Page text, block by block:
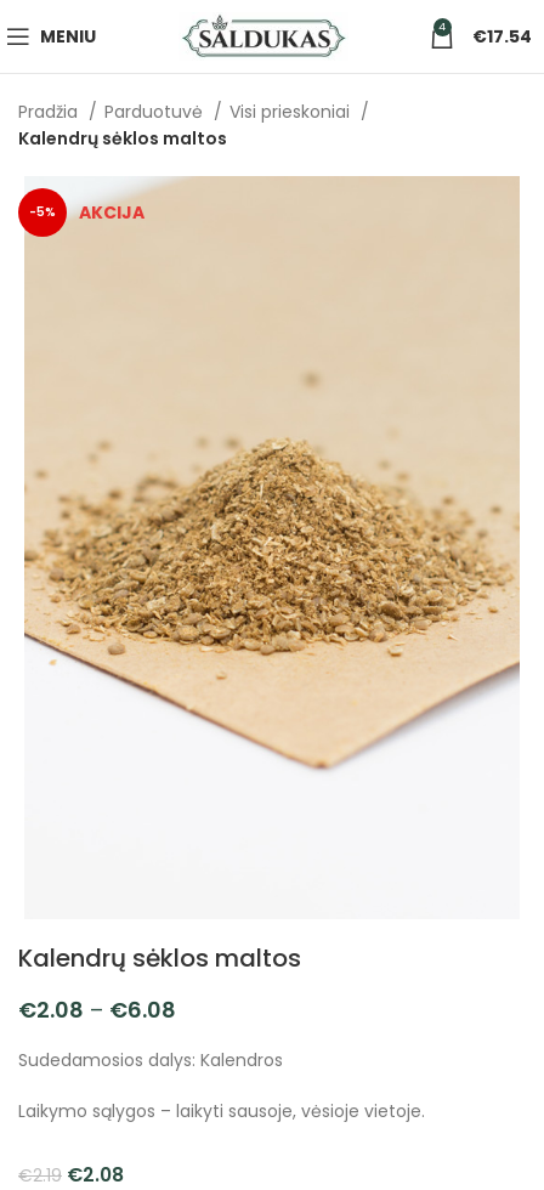
MENIU 4 €17.54
Pradžia Parduotuvė
Visi prieskoniai
Kalendrų sėklos maltos
-5%
Kalendrų sėklos maltos
€2.08 – €6.08
Sudedamosios dalys: Kalendros
Laikymo sąlygos – laikyti sausoje, vėsioje vietoje.
€2.19 €2.08